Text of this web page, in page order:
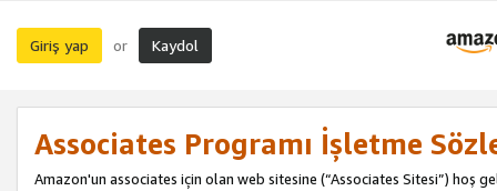
Giriş yap or Kaydol
Associates Programı İşletme
Amazon'un associates için olan web sitesine (“Associates Sitesi”) hoş